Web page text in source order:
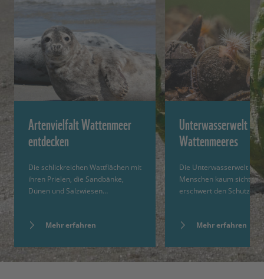
Artenvielfalt Wattenmeer
entdecken
Die schlickreichen Wattflächen mit
ihren Prielen, die Sandbänke,
Dünen und Salzwiesen…
Mehr erfahren
Unterwasserwelt des
Wattenmeeres
Die Unterwasserwelt ist
Menschen kaum
erschwert den Schutz.
Mehr erfahren